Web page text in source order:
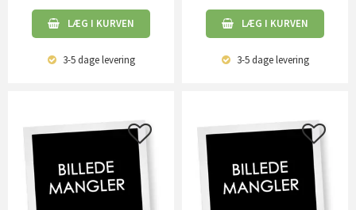
LÆG I KURVEN
3-5 dagelevering
LÆG I KURVEN
3-5 dagelevering